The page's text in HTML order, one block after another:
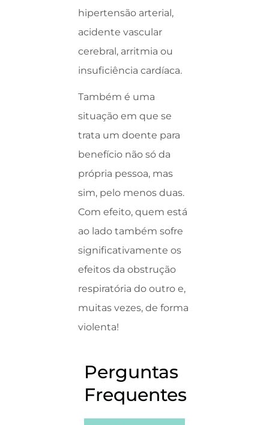
hipertensão arterial,
acidente vascular
cerebral, arritmia ou
insuficiência cardíaca.
Também é uma
situação em que se
trata um doente para
benefício não só da
própria pessoa, mas
sim, pelo menos duas.
Com efeito, quem está
ao lado também sofre
significativamente os
efeitos da obstrução
respiratória do outro e,
muitas vezes, de forma
violenta!
Perguntas
Frequentes